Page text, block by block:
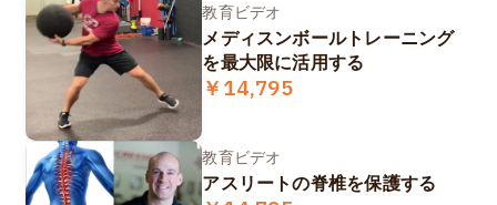
教育ビデオ
メディスンボールトレーニング
を最大限に活用する
￥14,795
教育ビデオ
アスリートの脊椎を保護する